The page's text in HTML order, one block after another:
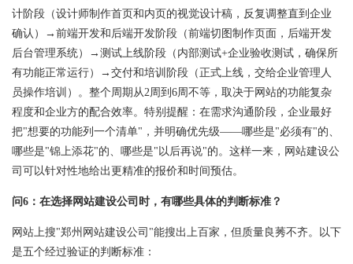
计阶段（设计师制作首页和内页的视觉设计稿，反复调整直到企业
确认）→前端开发和后端开发阶段（前端切图制作页面，后端开发
后台管理系统）→测试上线阶段（内部测试+企业验收测试，确保所
有功能正常运行）→交付和培训阶段（正式上线，交给企业管理人
员操作培训）。整个周期从2周到6周不等，取决于网站的功能复杂
程度和企业方的配合效率。特别提醒：在需求沟通阶段，企业最好
把"想要的功能列一个清单"，并明确优先级——哪些是"必须有"的、
哪些是"锦上添花"的、哪些是"以后再说"的。这样一来，网站建设公
司可以针对性地给出更精准的报价和时间预估。
问6：在选择网站建设公司时，有哪些具体的判断标准？
网站上搜"郑州网站建设公司 "能搜出上百家，但质量良莠不齐。以下
是五个经过验证的判断标准：